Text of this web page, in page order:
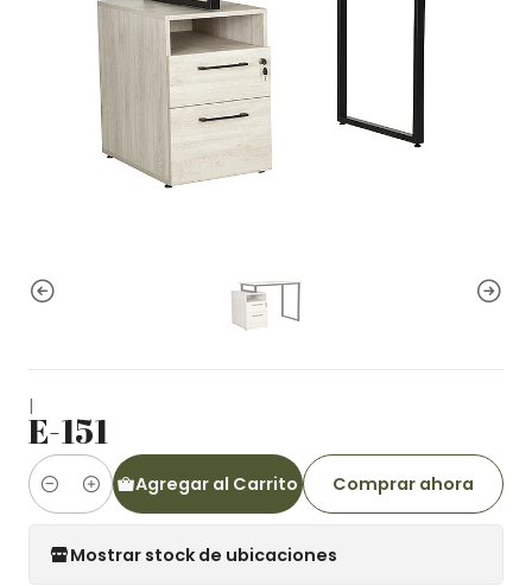
|
E-151
Cantidad
Agregar al Carrito Comprar ahora
Mostrar stock de ubicaciones